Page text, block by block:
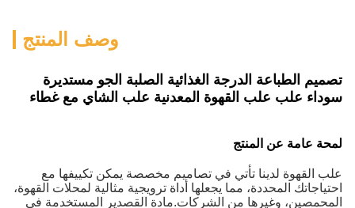
وصف المنتج
تصميم الطباعة الدرجة الغذائية الصلبة الجو مستديرة
سوداء علب علب القهوة المعدنية علب الشاي مع غطاء
لمحة عامة عن المنتج
علب القهوة لدينا تأتي في تصاميم مخصصة يمكن تكييفها مع
احتياجاتك المحددة، مما يجعلها أداة ترويجية مثالية لمحلات القهوة،
المحمصين، وغيرها من الشركات.مادة القصدير المستخدمة في